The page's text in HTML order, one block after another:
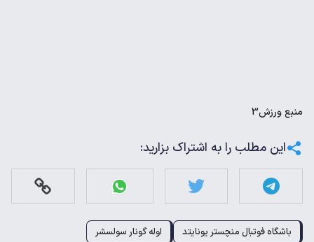
منبعورزش3
این مطلب را به اشتراک بزارید:
باشگاه فوتبال منچستر یونایتد اوله گونار سولسشر